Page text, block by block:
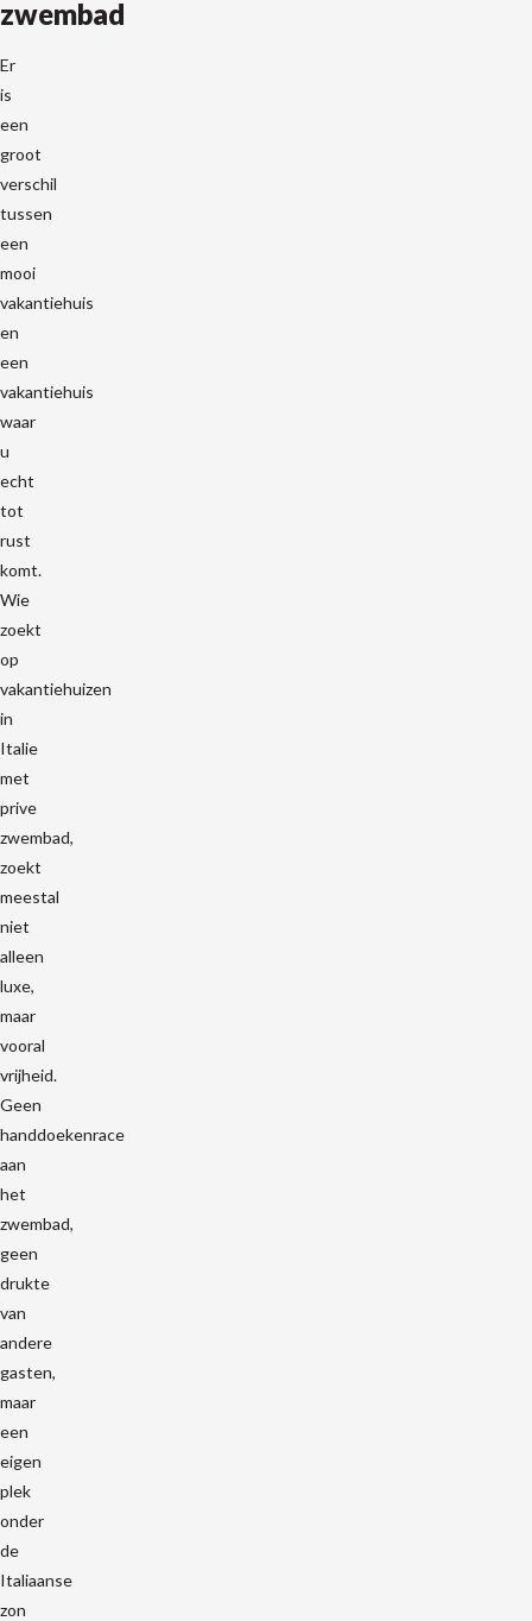
zwembad
Er
is
een
groot
verschil
tussen
een
mooi
vakantiehuis
en
een
vakantiehuis
waar
u
echt
tot
rust
komt.
Wie
zoekt
op
vakantiehuizen
in
Italie
met
prive
zwembad,
zoekt
meestal
niet
alleen
luxe,
maar
vooral
vrijheid.
Geen
handdoekenrace
aan
het
zwembad,
geen
drukte
van
andere
gasten,
maar
een
eigen
plek
onder
de
Italiaanse
zon